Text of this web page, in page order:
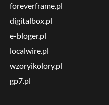
foreverframe.pl
digitalbox.pl
e-bloger.pl
localwire.pl
wzoryikolory.pl
gp7.pl